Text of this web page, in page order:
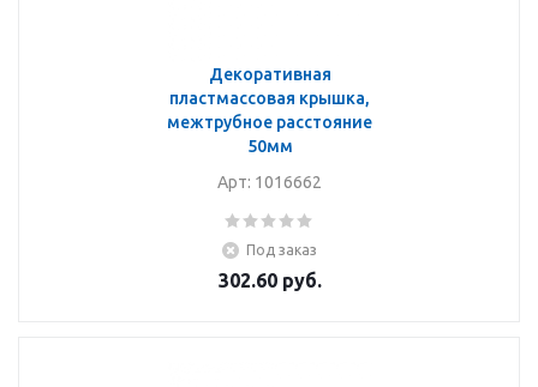
Декоративная
пластмассовая крышка,
межтрубное расстояние
50мм
Арт: 1016662
Под заказ
302.60руб.